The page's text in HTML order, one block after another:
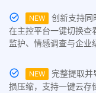
NEW
创新支持同
在主控平台一键切换查
监护、情感调查与企业
NEW
完整提取并
损压缩，支持一键云存